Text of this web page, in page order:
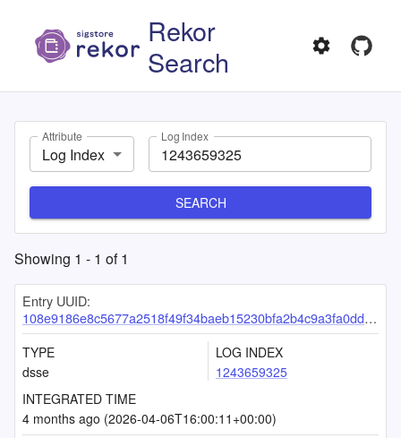
Rekor
Search
Attribute
Log Index
Log Index
SEARCH
Showing 1 - 1 of1
Entry UUID:
108e9186e8c5677a2518f49f34baeb15230bfa2b4c9a3fa0dd44f028104d9bc9958082ad5ca79a9d
TYPE
dsse
LOG INDEX
1243659325
INTEGRATED TIME
4 months ago (2026-04-06T16:00:11+00:00)